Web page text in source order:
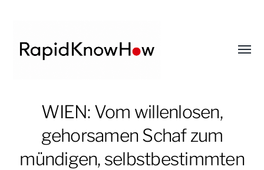
RapidKnowHow
DECISION
MASTER
WIEN: Vom willenlosen,
gehorsamen Schaf zum
mündigen, selbstbestimmten